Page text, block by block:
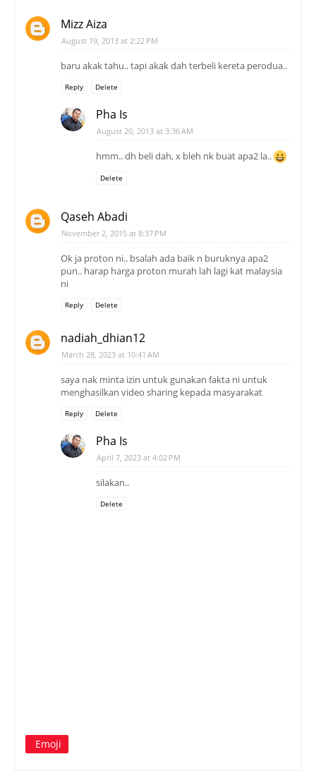
Mizz Aiza
August 19, 2013 at 2:22 PM
baru akak tahu.. tapi akak dah terbeli kereta perodua..
Reply Delete
Pha Is
August 20, 2013 at 3:36 AM
hmm.. dh beli dah, x bleh nk buat apa2 la..
Delete
Qaseh Abadi
November 2, 2015 at 8:37 PM
Ok ja proton ni.. bsalah ada baik n buruknya apa2
pun.. harap harga proton murah lah lagi kat malaysia
ni
Reply Delete
nadiah_dhian12
March 28, 2023 at 10:41 AM
saya nak minta izin untuk gunakan fakta ni untuk
menghasilkan video sharing kepada masyarakat
Reply Delete
Pha Is
April 7, 2023 at 4:02 PM
silakan..
Delete
Emoji